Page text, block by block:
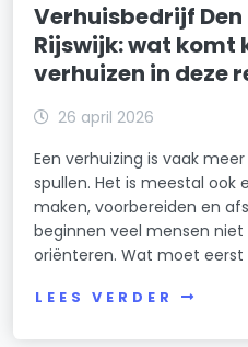
Verhuisbedrijf
Rijswijk: wat komt
verhuizen in deze
26 april 2026
Een verhuizing is vaak
spullen. Het is meestal ook
maken, voorbereiden en
beginnen veel mensen
oriënteren. Wat moet eerst
LEES VERDER